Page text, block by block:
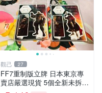
觀己 27
FF7重制版立牌 日本東京專
賣店嚴選現貨 5個全新未拆封